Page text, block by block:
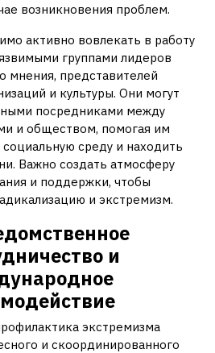
возникновения проблем.
активно вовлекать в работу
группами лидеров
мнения, представителей
и культуры. Они могут
посредниками между
и обществом, помогая им
среду и находить
Важно создать атмосферу
и поддержки, чтобы
и экстремизм.
и
экстремизма
и скоординированного